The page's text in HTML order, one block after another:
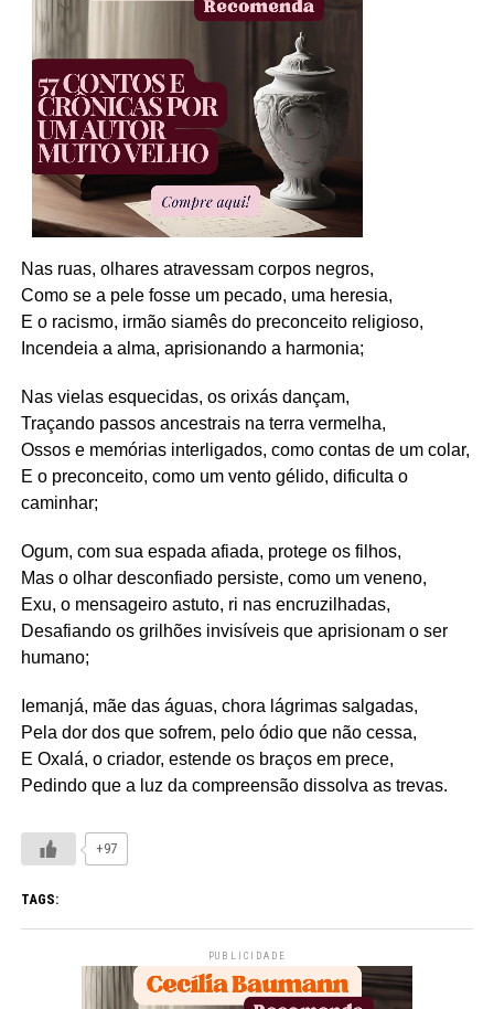
Nas ruas, olhares atravessam corpos negros,
Como se a pele fosse um pecado, uma heresia,
E o racismo, irmão siamês do preconceito religioso,
Incendeia a alma, aprisionando a harmonia;
Nas vielas esquecidas, os orixás dançam,
Traçando passos ancestrais na terra vermelha,
Ossos e memórias interligados, como contas de um colar,
E o preconceito, como um vento gélido, dificulta o
caminhar;
Ogum, com sua espada afiada, protege os filhos,
Mas o olhar desconfiado persiste, como um veneno,
Exu, o mensageiro astuto, ri nas encruzilhadas,
Desafiando os grilhões invisíveis que aprisionam o ser
humano;
Iemanjá, mãe das águas, chora lágrimas salgadas,
Pela dor dos que sofrem, pelo ódio que não cessa,
E Oxalá, o criador, estende os braços em prece,
Pedindo que a luz da compreensão dissolva as trevas.
+97
TAGS:
PUBLICIDADE